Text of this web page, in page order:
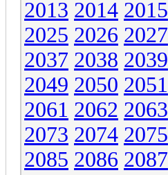
2013 2014 2015
2025 2026 2027
2037 2038 2039
2049 2050 2051
2061 2062 2063
2073 2074 2075
2085 2086 2087